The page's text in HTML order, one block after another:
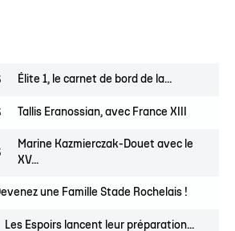
Élite 1, le carnet de bord de la...
Tallis Eranossian, avec France XIII
Marine Kazmierczak-Douet avec le
XV...
CLUB une Famille Stade Rochelais !
Les Espoirs lancent leur préparation...